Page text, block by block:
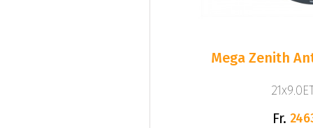
Mega Zenith
Fr.